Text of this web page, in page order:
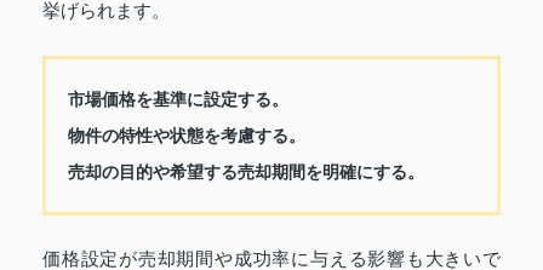
挙げられます。
市場価格を基準に設定する。
物件の特性や状態を考慮する。
売却の目的や希望する売却期間を明確にする。
価格設定が売却期間や成功率に与える影響も大きいで